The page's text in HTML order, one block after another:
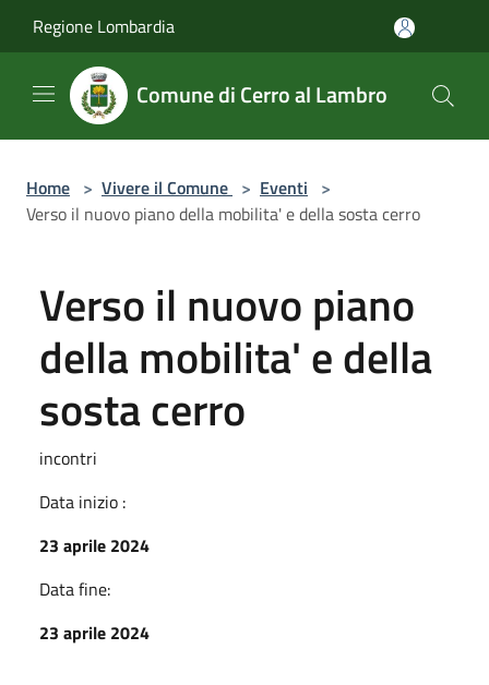
Regione Lombardia
Comune di Cerro al Lambro
Home > Vivere il Comune > Eventi >
Verso il nuovo piano della mobilita' e della sosta cerro
Verso il nuovo piano
della mobilita' e della
sosta cerro
incontri
Data inizio :
23 aprile 2024
Data fine:
23 aprile 2024